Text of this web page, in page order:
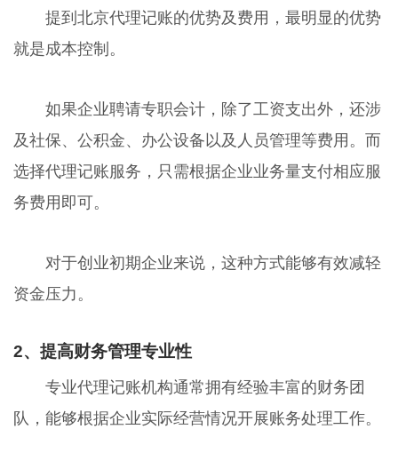
提到北京代理记账的优势及费用，最明显的优势
就是成本控制。
如果企业聘请专职会计，除了工资支出外，还涉
及社保、公积金、办公设备以及人员管理等费用。而
选择代理记账服务，只需根据企业业务量支付相应服
务费用即可。
对于创业初期企业来说，这种方式能够有效减轻
资金压力。
2、提高财务管理专业性
专业代理记账机构通常拥有经验丰富的财务团
队，能够根据企业实际经营情况开展账务处理工作。